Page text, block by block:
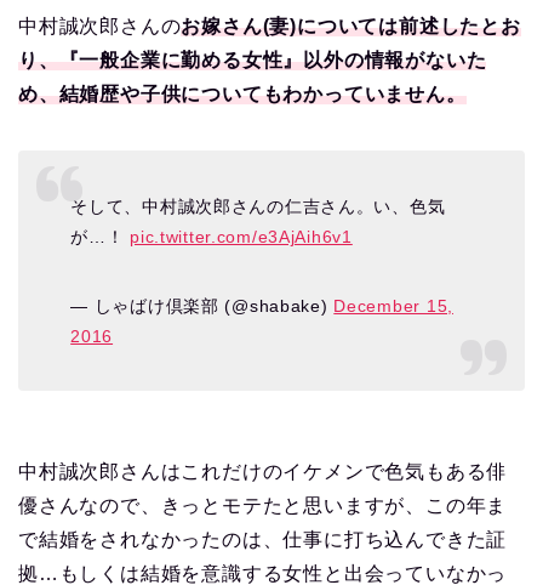
中村誠次郎さんのお嫁さん(妻)については前述したとお
り、『一般企業に勤める女性』以外の情報がないた
め、結婚歴や子供についてもわかっていません。
そして、中村誠次郎さんの仁吉さん。い、色気
が…！ pic.twitter.com/e3AjAih6v1
— しゃばけ倶楽部 (@shabake) December 15,
2016
中村誠次郎さんはこれだけのイケメンで色気もある俳
優さんなので、きっとモテたと思いますが、この年ま
で結婚をされなかったのは、仕事に打ち込んできた証
拠…もしくは結婚を意識する女性と出会っていなかっ